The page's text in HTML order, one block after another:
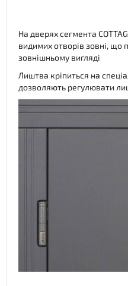
На дверях сегмента
видимих отворів зовні, що
зовнішньому вигляді
Лиштва кріпиться на
дозволяють регулювати